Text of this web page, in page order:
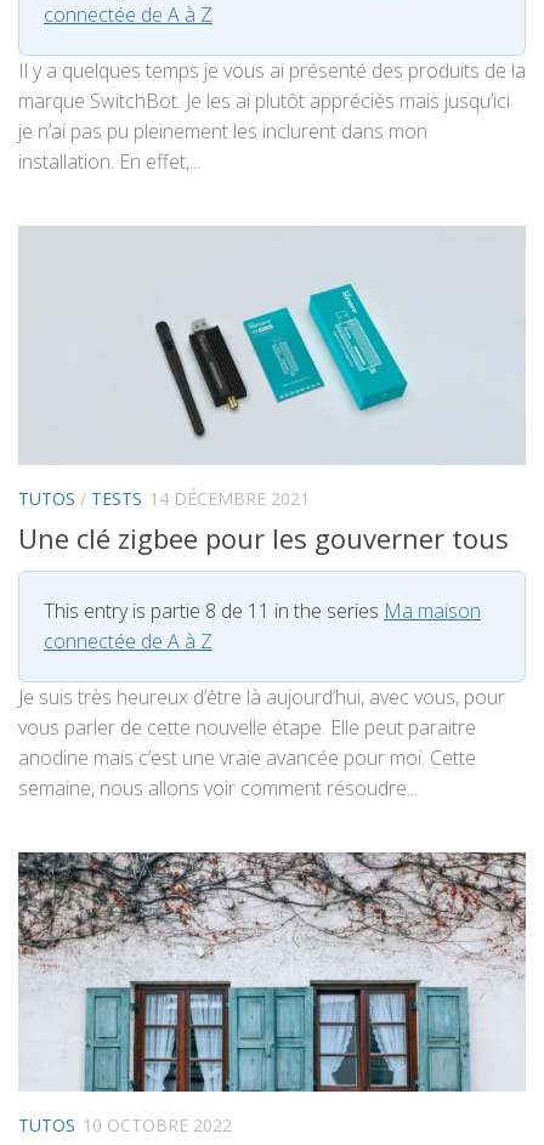
connectée de A à Z
Il y a quelques temps je vous ai présenté des produits de la
marque SwitchBot. Je les ai plutôt appréciés mais jusqu’ici
je n’ai pas pu pleinement les inclurent dans mon
installation. En effet,...
TUTOS / TESTS 14 DÉCEMBRE 2021
Une clé zigbee pour les gouverner tous
This entry is partie 8 de 11 in the series Ma maison
connectée de A à Z
Je suis très heureux d’être là aujourd’hui, avec vous, pour
vous parler de cette nouvelle étape. Elle peut paraitre
anodine mais c’est une vraie avancée pour moi. Cette
semaine, nous allons voir comment résoudre...
TUTOS 10 OCTOBRE 2022